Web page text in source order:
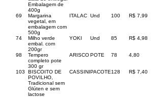
Embalagem de
400g
69
Margarina
vegetal, em
embalagem com
500g
ITALAC Und 100 R$ 7,99
74
Milho verde
embal. com
200gr
YOKI Und 85 R$ 4,98
98
Tempero
completo pote
300 gr
ARISCOPOTE 78 4,80
103
BISCOITO DE
POVILHO,
Tradicional sem
Glúten e sem
lactose
CASSINIPACOTE128 R$ 7,40